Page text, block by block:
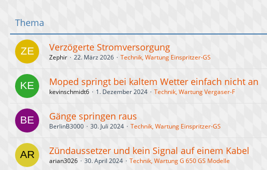
Thema
Verzögerte Stromversorgung
Zephir 22. März 2026 Technik, Wartung Einspritzer-GS
Moped springt bei kaltem Wetter einfach nicht an
kevinschmidt6 1. Dezember 2024 Technik, Wartung Vergaser-F
Gänge springen raus
BerlinB3000 30. Juli 2024 Technik, Wartung Einspritzer-GS
Zündaussetzer und kein Signal auf einem Kabel
arian3026 30. April 2024 Technik, Wartung G 650 GS Modelle